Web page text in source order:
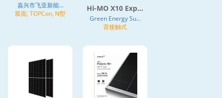
嘉兴市飞亚新能...
双面, TOPCon, N型
Hi-MO X10 Exp...
Green Energy Su...
背接触式